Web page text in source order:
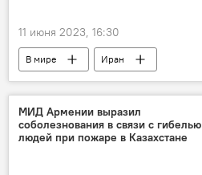
11 июня 2023, 16:30
В мире Иран
МИД Армении выразил
соболезнования в связи с гибелью
людей при пожаре в Казахстане